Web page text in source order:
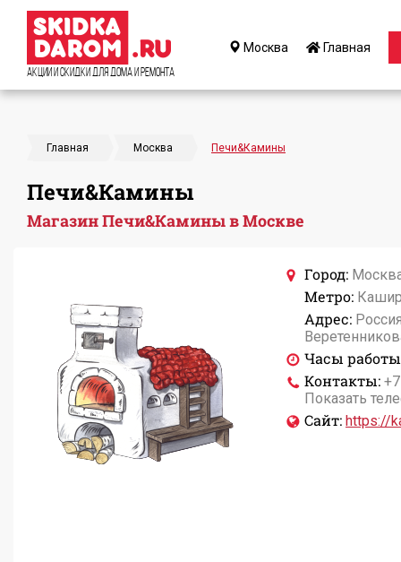
Акции и Скидки для дома и ремонта
Москва Главная
Главная Москва Печи&Камины
Печи&Камины
Магазин Печи&Камины в Москве
Город:
Метро:
Адрес:
Часы
Контакты:
Показать
Сайт: https://